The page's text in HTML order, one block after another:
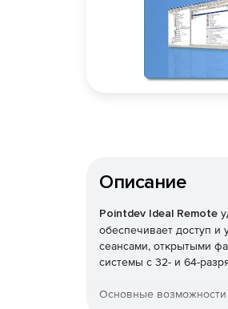
Описание
Pointdev Ideal Remote
обеспечивает доступ и
сеансами, открытыми
системы с 32- и 64-
Основные возможности